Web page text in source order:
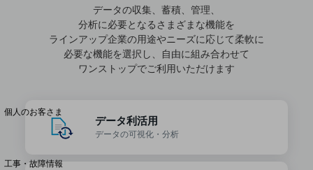
Web明細(ビリングステーション)
料金分析(ご利用料金管理サービス)
個人のお客さま
工事・故障情報
データの収集、蓄積、管理、
分析に必要となるさまざまな機能を
ラインアップ企業の用途やニーズに応じて柔軟に
必要な機能を選択し、自由に組み合わせて
ワンストップでご利用いただけます
データ利活用
データの可視化・分析